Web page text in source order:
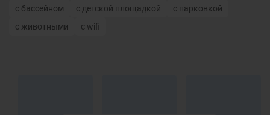
с бассейном с детской площадкой
с парковкой
с животными
с wifi